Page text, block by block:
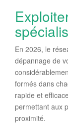
En 2026, le
dépannage de
formés dans
rapide et
permettant aux
proximité.